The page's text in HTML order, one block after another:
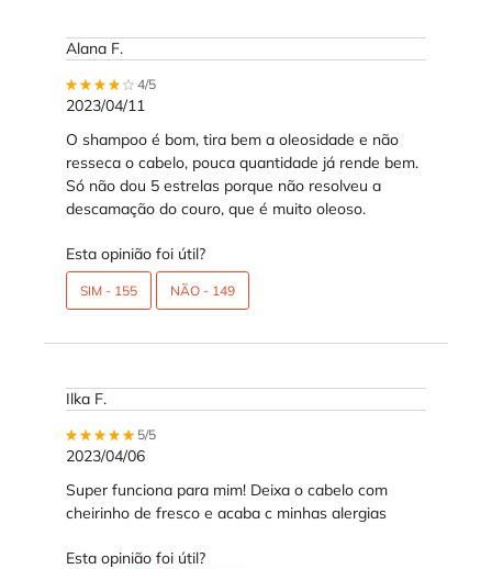
Alana F.
4 out of 5 stars.
4/5
2023/04/11
O shampoo é bom, tira bem a oleosidade e não
resseca o cabelo, pouca quantidade já rende bem.
Só não dou 5 estrelas porque não resolveu a
descamação do couro, que é muito oleoso.
Esta opinião foi útil?
SIM - 155 NÃO - 149
Ilka F.
5 out of 5 stars.
5/5
2023/04/06
Super funciona para mim! Deixa o cabelo com
cheirinho de fresco e acaba c minhas alergias
Esta opinião foi útil?